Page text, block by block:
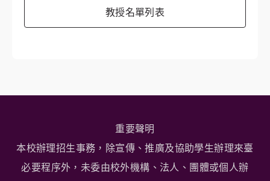
教授名單列表
重要聲明
本校辦理招生事務，除宣傳、推廣及協助學生辦理來臺
必要程序外，未委由校外機構、法人、團體或個人辦